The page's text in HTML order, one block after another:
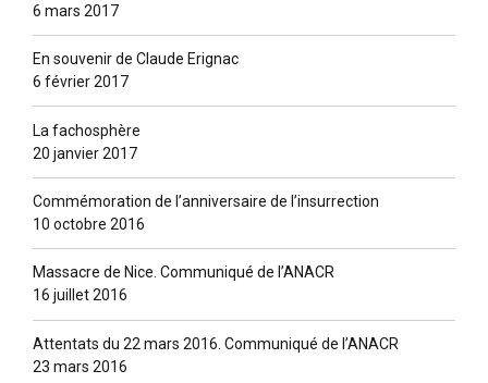
6 mars 2017
En souvenir de Claude Erignac
6 février 2017
La fachosphère
20 janvier 2017
Commémoration de l’anniversaire de l’insurrection
10 octobre 2016
Massacre de Nice. Communiqué de l’ANACR
16 juillet 2016
Attentats du 22 mars 2016. Communiqué de l’ANACR
23 mars 2016